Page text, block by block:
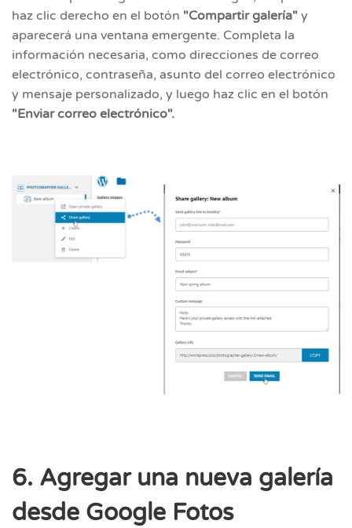
haz clic derecho en el botón "Compartir galería" y
aparecerá una ventana emergente. Completa la
información necesaria, como direcciones de correo
electrónico, contraseña, asunto del correo electrónico
y mensaje personalizado, y luego haz clic en el botón
"Enviar correo electrónico".
6. Agregar una nueva galería
desde Google Fotos